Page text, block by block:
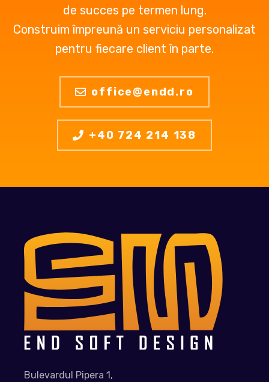
de succes pe termen lung.
Construim împreună un serviciu personalizat
pentru fiecare client în parte.
office@endd.ro
+40 724 214 138
Bulevardul Pipera 1,